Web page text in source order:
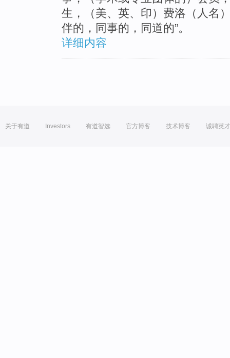
生，（美、英、印）费洛（人名
伴的，同事的，同道的”。
详细内容
关于有道 Investors 有道智选 官方博客 技术博客 诚聘英才